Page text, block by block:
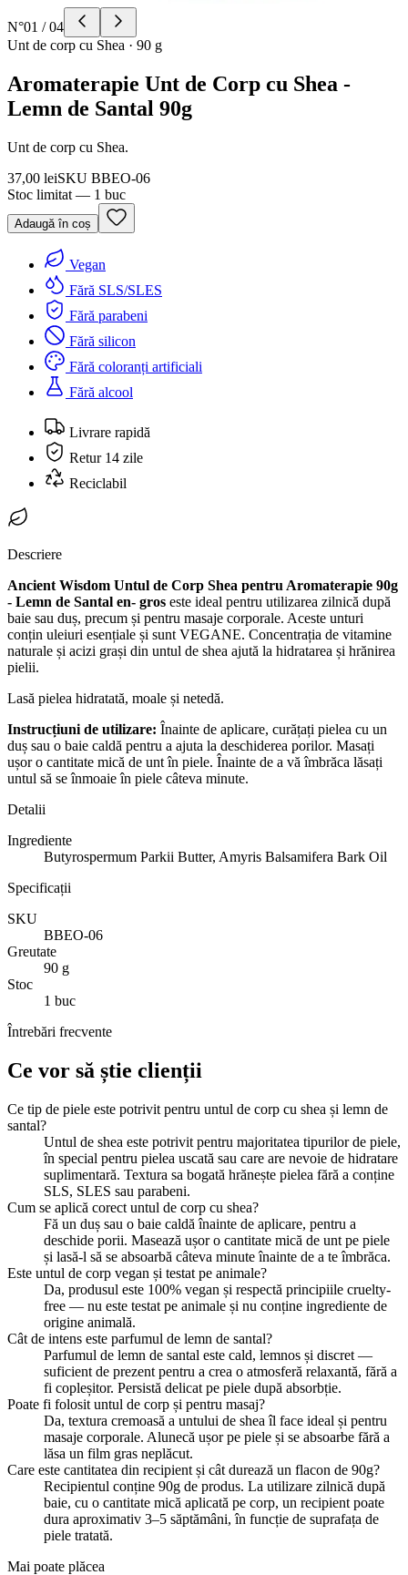
N°01 /04
Unt de corp cu Shea · 90 g
Aromaterapie Unt de Corp cu Shea -
Lemn de Santal 90g
Unt de corp cu Shea.
37,00 leiSKU BBEO-06
Stoc limitat — 1 buc
Adaugă în coș
Vegan
Fără SLS/SLES
Fără parabeni
Fără silicon
Fără coloranți artificiali
Fără alcool
Livrare rapidă
Retur 14 zile
Reciclabil
Descriere
Ancient Wisdom Untul de Corp Shea pentru Aromaterapie 90g
- Lemn de Santal en- gros este ideal pentru utilizarea zilnică după
baie sau duș, precum și pentru masaje corporale. Aceste unturi
conțin uleiuri esențiale și sunt VEGANE. Concentrația de vitamine
naturale și acizi grași din untul de shea ajută la hidratarea și hrănirea
pielii.
Lasă pielea hidratată, moale și netedă.
Instrucțiuni de utilizare: Înainte de aplicare, curățați pielea cu un
duș sau o baie caldă pentru a ajuta la deschiderea porilor. Masați
ușor o cantitate mică de unt în piele. Înainte de a vă îmbrăca lăsați
untul să se înmoaie în piele câteva minute.
Detalii
Ingrediente
Butyrospermum Parkii Butter, Amyris Balsamifera Bark Oil
Specificații
SKU
BBEO-06
Greutate
90 g
Stoc
1 buc
Întrebări frecvente
Ce vor să știe clienții
Ce tip de piele este potrivit pentru untul de corp cu shea și lemn de
santal?
Untul de shea este potrivit pentru majoritatea tipurilor de piele,
în special pentru pielea uscată sau care are nevoie de hidratare
suplimentară. Textura sa bogată hrănește pielea fără a conține
SLS, SLES sau parabeni.
Cum se aplică corect untul de corp cu shea?
Fă un duș sau o baie caldă înainte de aplicare, pentru a
deschide porii. Masează ușor o cantitate mică de unt pe piele
și lasă-l să se absoarbă câteva minute înainte de a te îmbrăca.
Este untul de corp vegan și testat pe animale?
Da, produsul este 100% vegan și respectă principiile cruelty-
free — nu este testat pe animale și nu conține ingrediente de
origine animală.
Cât de intens este parfumul de lemn de santal?
Parfumul de lemn de santal este cald, lemnos și discret —
suficient de prezent pentru a crea o atmosferă relaxantă, fără a
fi copleșitor. Persistă delicat pe piele după absorbție.
Poate fi folosit untul de corp și pentru masaj?
Da, textura cremoasă a untului de shea îl face ideal și pentru
masaje corporale. Alunecă ușor pe piele și se absoarbe fără a
lăsa un film gras neplăcut.
Care este cantitatea din recipient și cât durează un flacon de 90g?
Recipientul conține 90g de produs. La utilizare zilnică după
baie, cu o cantitate mică aplicată pe corp, un recipient poate
dura aproximativ 3–5 săptămâni, în funcție de suprafața de
piele tratată.
Mai poate plăcea